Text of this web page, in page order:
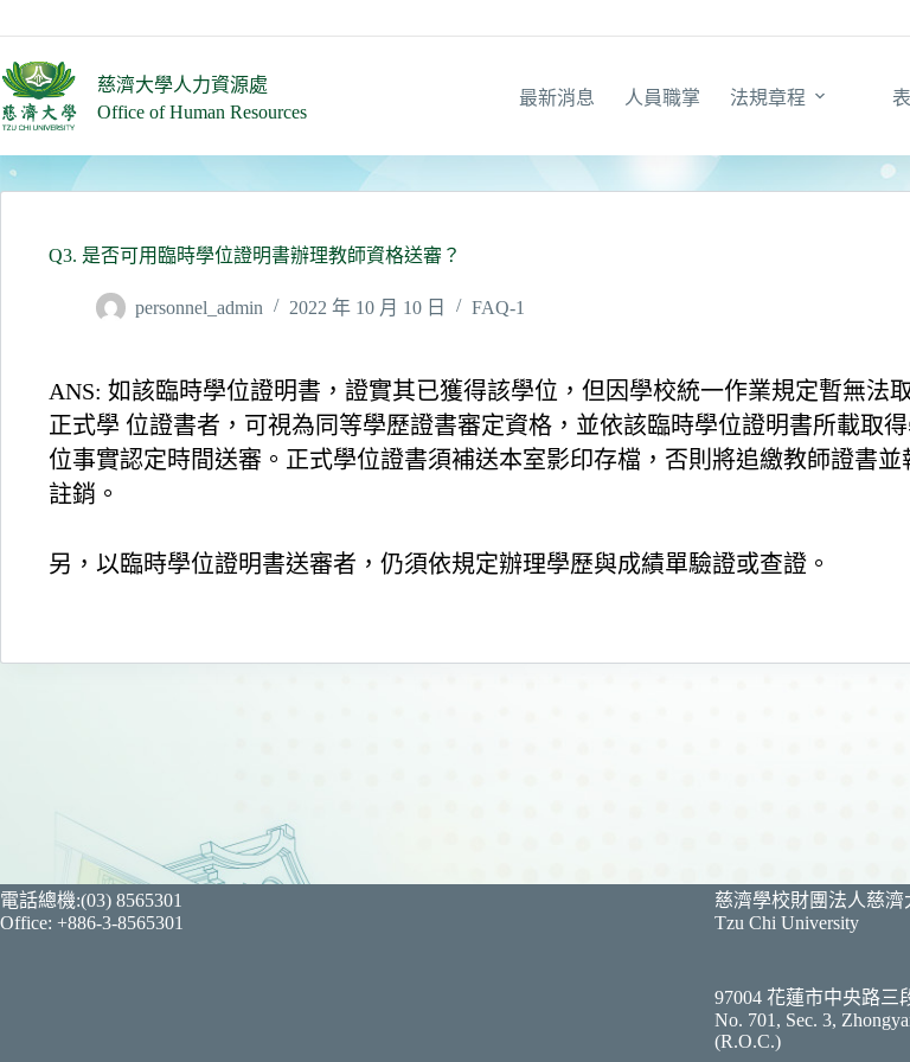
至
主
要
內
容
慈濟大學人力資源處
Office of Human Resources
最新消息 人員職掌 法規章程
Q3. 是否可用臨時學位證明書辦理教師資格送審？
personnel_admin 2022 年 10 月 10 日 FAQ-1
ANS: 如該臨時學位證明書，證實其已獲得該學位，但因學校統一作業規定暫無法
正式學 位證書者，可視為同等學歷證書審定資格，並依該臨時學位證明書所載取
位事實認定時間送審。正式學位證書須補送本室影印存檔，否則將追繳教師證書並
註銷。
另，以臨時學位證明書送審者，仍須依規定辦理學歷與成績單驗證或查證。
電話總機:(03) 8565301
Office: +886-3-8565301
慈濟學校財團法人慈濟
Tzu Chi University
97004 花蓮市中央路三
No. 701, Sec. 3,
(R.O.C.)